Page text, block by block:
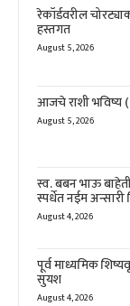
रेकॉर्डवरील
हस्तगत
August 5, 2026
आजचे राशी भविष्य
August 5, 2026
स्व. बबन भाऊ
स्पर्धेत नईम अन्सारी
August 4, 2026
पूर्व माध्यमिक
सुयश
August 4, 2026